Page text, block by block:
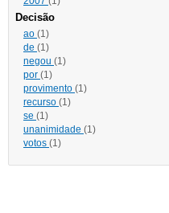
Decisão
ao (1)
de (1)
negou (1)
por (1)
provimento (1)
recurso (1)
se (1)
unanimidade (1)
votos (1)